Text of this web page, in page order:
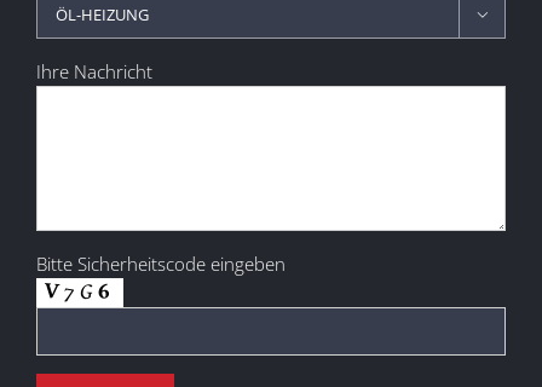

Ihre Nachricht
Bitte Sicherheitscode eingeben